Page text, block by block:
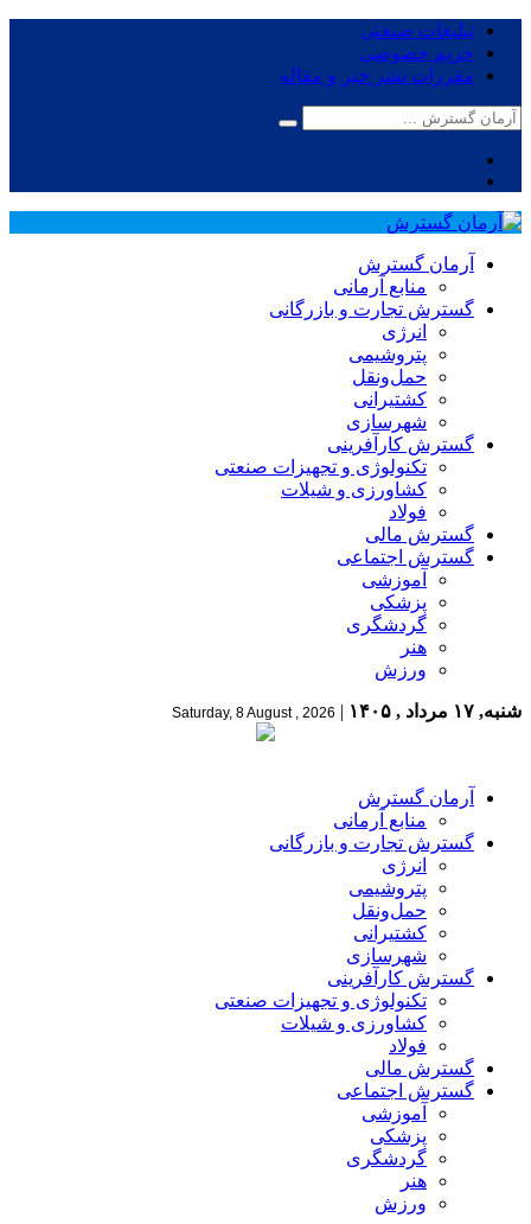
تبلیغات صنعتی
حریم خصوصی
مقررات نشر خبر و مقاله
آرمان گسترش
منابع آرمانی
گسترش تجارت و بازرگانی
انرژی
پتروشیمی
حمل‌و‌نقل
کشتیرانی
شهرسازی
گسترش کارآفرینی
تکنولوژی و تجهیزات صنعتی
کشاورزی و شیلات
فولاد
گسترش مالی
گسترش اجتماعی
آموزشی
پزشکی
گردشگری
هنر
ورزش
شنبه, ۱۷ مرداد , ۱۴۰۵ |
Saturday, 8 August , 2026
آرمان گسترش
منابع آرمانی
گسترش تجارت و بازرگانی
انرژی
پتروشیمی
حمل‌و‌نقل
کشتیرانی
شهرسازی
گسترش کارآفرینی
تکنولوژی و تجهیزات صنعتی
کشاورزی و شیلات
فولاد
گسترش مالی
گسترش اجتماعی
آموزشی
پزشکی
گردشگری
هنر
ورزش